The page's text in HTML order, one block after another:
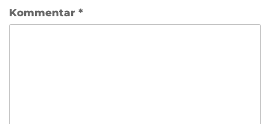
Kommentar *